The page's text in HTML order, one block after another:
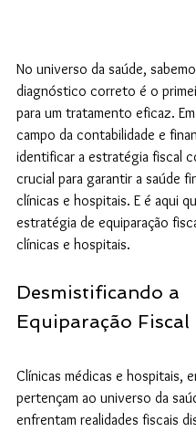
No universo da saúde,
diagnóstico correto é o
para um tratamento eficaz.
campo da contabilidade e
identificar a estratégia fiscal
crucial para garantir a saúde
clínicas e hospitais. E é aqui
estratégia de equiparação
clínicas e hospitais.
Desmistificando a
Equiparação Fiscal
Clínicas médicas e hospitais,
pertençam ao universo da
enfrentam realidades fiscais